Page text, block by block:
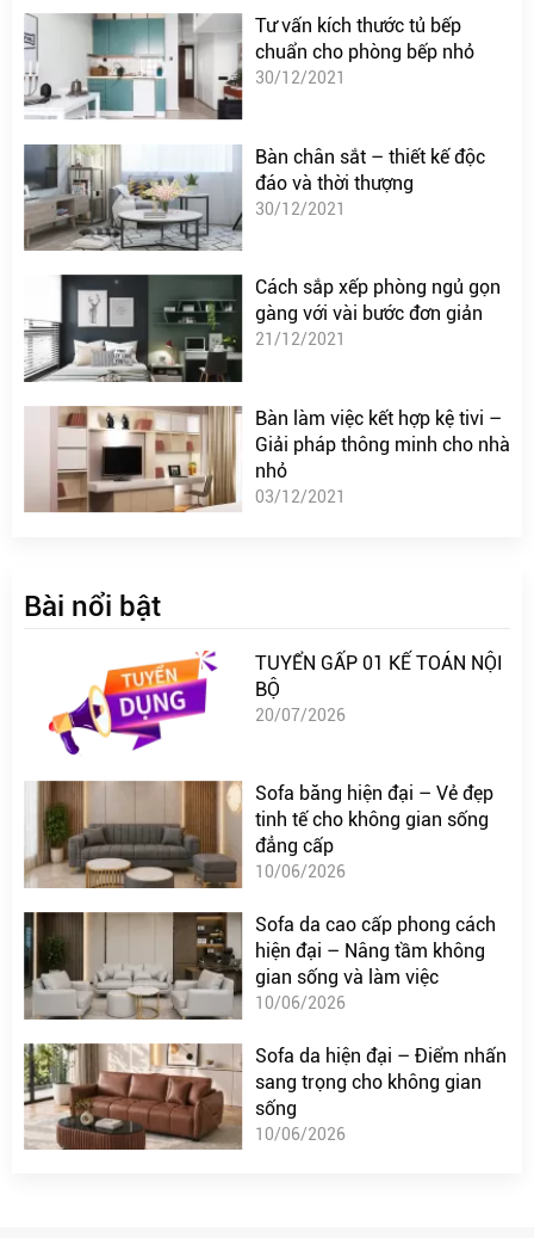
Tư vấn kích thước tủ bếp
chuẩn cho phòng bếp nhỏ
30/12/2021
Bàn chân sắt – thiết kế độc
đáo và thời thượng
30/12/2021
Cách sắp xếp phòng ngủ gọn
gàng với vài bước đơn giản
21/12/2021
Bàn làm việc kết hợp kệ tivi –
Giải pháp thông minh cho nhà
nhỏ
03/12/2021
Bài nổi bật
TUYỂN GẤP 01 KẾ TOÁN NỘI
BỘ
20/07/2026
Sofa băng hiện đại – Vẻ đẹp
tinh tế cho không gian sống
đẳng cấp
10/06/2026
Sofa da cao cấp phong cách
hiện đại – Nâng tầm không
gian sống và làm việc
10/06/2026
Sofa da hiện đại – Điểm nhấn
sang trọng cho không gian
sống
10/06/2026